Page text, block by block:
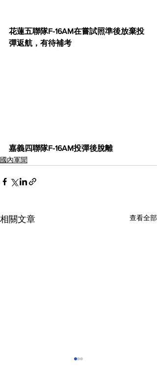
花蓮五聯隊F-16AM在嘗試照準後放棄投
彈返航，有待補考
嘉義四聯隊F-16AM投彈後脫離
國內軍聞
相關文章 查看全部